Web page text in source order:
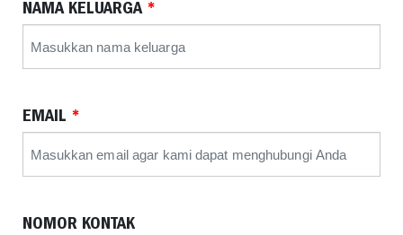
NAMA KELUARGA *
EMAIL *
NOMOR KONTAK